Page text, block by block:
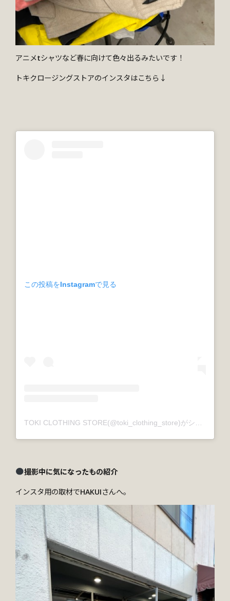
アニメtシャツなど春に向けて色々出るみたいです！
トキクロージングストアのインスタはこちら↓
この投稿をInstagramで見る
撮影中に気になったもの紹介
インスタ用の取材でHAKUIさんへ。